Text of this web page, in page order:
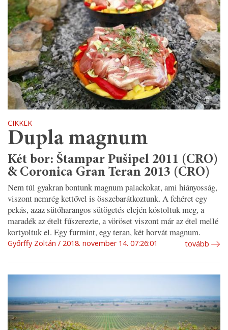
CIKKEK
Dupla magnum
Két bor: Štampar Pušipel 2011 (CRO)
& Coronica Gran Teran 2013 (CRO)
Nem túl gyakran bontunk magnum palackokat, ami hiányosság,
viszont nemrég kettővel is összebarátkoztunk. A fehéret egy
pekás, azaz sütőharangos sütögetés elején kóstoltuk meg, a
maradék az ételt fűszerezte, a vöröset viszont már az étel mellé
kortyoltuk el. Egy furmint, egy teran, két horvát magnum.
Győrffy Zoltán 2018. november 14. 07:26:01 tovább